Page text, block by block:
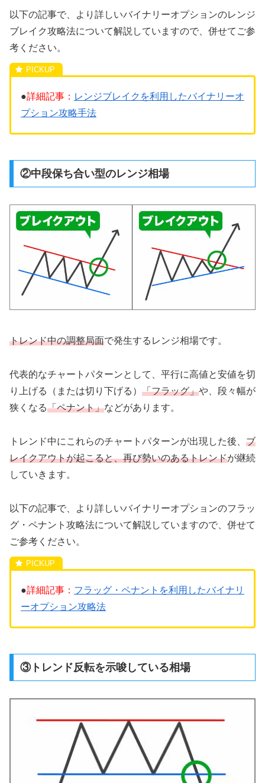
以下の記事で、より詳しいバイナリーオプションのレンジ
ブレイク攻略法について解説していますので、併せてご参
考ください。
●詳細記事： レンジブレイクを利用したバイナリーオ
プション攻略手法
②中段保ち合い型のレンジ相場
トレンド中の調整局面で発生するレンジ相場です。
代表的なチャートパターンとして、平行に高値と安値を切
り上げる（または切り下げる） 「フラッグ」や、段々幅が
狭くなる「ペナント」などがあります。
トレンド中にこれらのチャートパターンが出現した後、 ブ
レイクアウトが起こると、再び勢いのあるトレンドが継続
していきます。
以下の記事で、より詳しいバイナリーオプションのフラッ
グ・ペナント攻略法について解説していますので、併せて
ご参考ください。
●詳細記事： フラッグ・ペナントを利用したバイナリ
ーオプション攻略法
③トレンド反転を示唆している相場